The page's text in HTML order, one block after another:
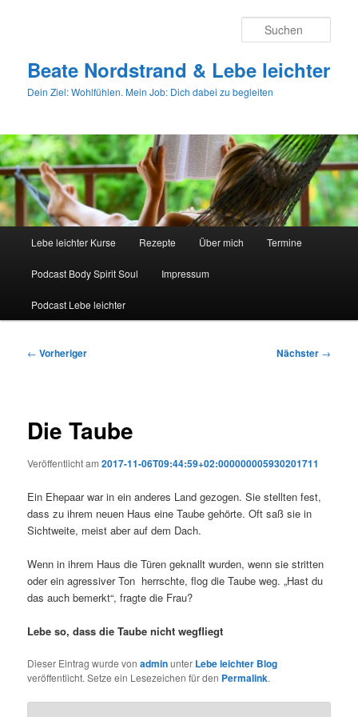
Beate Nordstrand & Lebe leichter
Dein Ziel: Wohlfühlen. Mein Job: Dich dabei zu begleiten
Lebe leichter Kurse Rezepte Über mich Termine
Podcast Body Spirit Soul Impressum
Podcast Lebe leichter
Beitragsnavigation
← Vorheriger Nächster →
Die Taube
Veröffentlicht am2017-11-06T09:44:59+02:000000005930201711
Ein Ehepaar war in ein anderes Land gezogen. Sie stellten fest,
dass zu ihrem neuen Haus eine Taube gehörte. Oft saß sie in
Sichtweite, meist aber auf dem Dach.
Wenn in ihrem Haus die Türen geknallt wurden, wenn sie stritten
oder ein agressiver Ton herrschte, flog die Taube weg. „Hast du
das auch bemerkt“, fragte die Frau?
Lebe so, dass die Taube nicht wegfliegt
Dieser Eintrag wurde vonadminunter Lebe leichter Blog
veröffentlicht. Setze ein Lesezeichen für den Permalink.